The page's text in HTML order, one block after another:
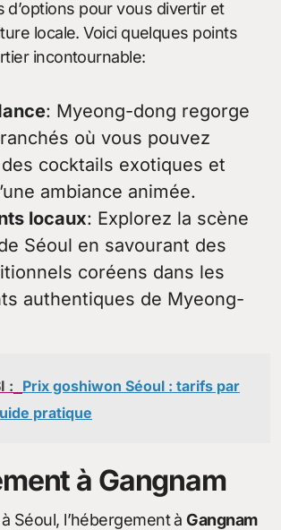
d’options pour vous divertir et
locale. Voici quelques points
incontournable:
: Myeong-dong regorge
où vous pouvez
cocktails exotiques et
ambiance animée.
locaux: Explorez la scène
Séoul en savourant des
coréens dans les
authentiques de Myeong-
: Prix goshiwon Séoul : tarifs par
pratique
à Gangnam
Séoul, l’hébergement àGangnam